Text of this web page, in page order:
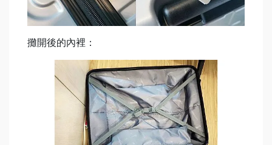
攤開後的內裡：